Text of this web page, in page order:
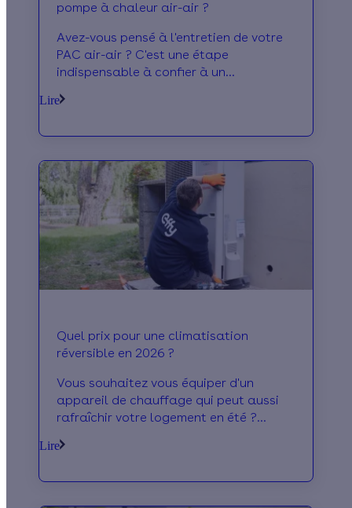
pompe à chaleur air-air ?
Avez-vous pensé à l'entretien de votre
PAC air-air ? C'est une étape
indispensable à confier à un
Lire
Quel prix pour une climatisation
réversible en 2026 ?
Vous souhaitez vous équiper d'un
appareil de chauffage qui peut aussi
rafraîchir votre logement en été ?
réversible !
Lire